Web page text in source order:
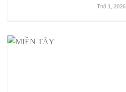
Th8 1, 2026